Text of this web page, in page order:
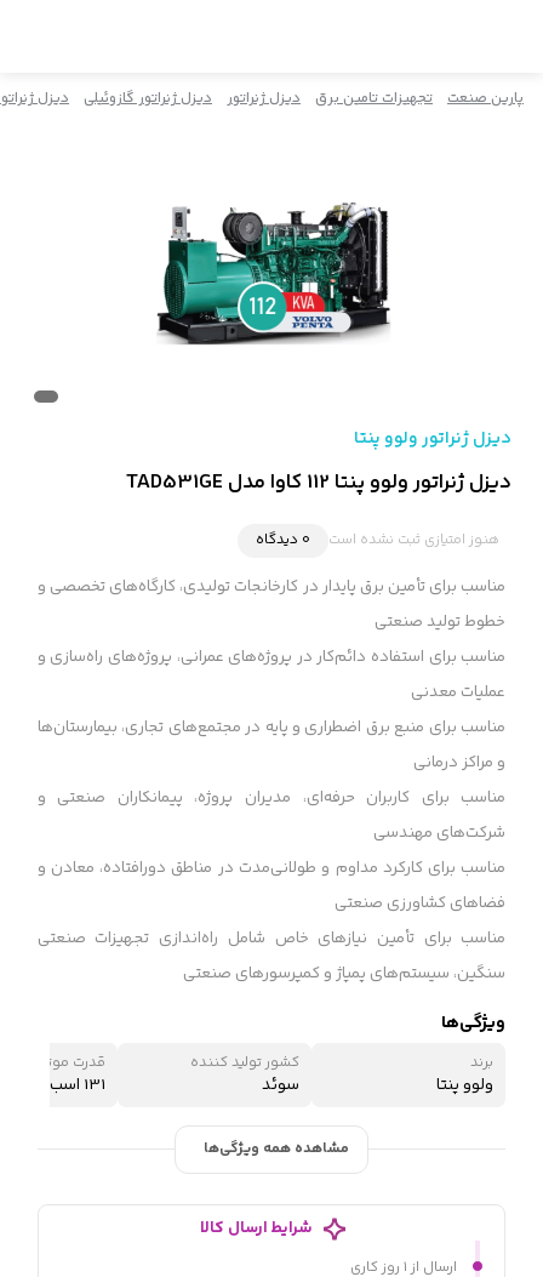
پارین صنعت تجهیزات تامین برق دیزل ژنراتور دیزل ژنراتور گازوئیلی دیزل
دیزل ژنراتور ولوو پنتا
دیزل ژنراتور ولوو پنتا 112 کاوا مدل TAD531GE
هنوز امتیازی ثبت نشده است 0 دیدگاه
مناسب برای تأمین برق پایدار در کارخانجات تولیدی، کارگاه‌های تخصصی و
خطوط تولید صنعتی
مناسب برای استفاده دائم‌کار در پروژه‌های عمرانی، پروژه‌های راه‌سازی و
عملیات معدنی
مناسب برای منبع برق اضطراری و پایه در مجتمع‌های تجاری، بیمارستان‌ها
و مراکز درمانی
مناسب برای کاربران حرفه‌ای، مدیران پروژه، پیمانکاران صنعتی و
شرکت‌های مهندسی
مناسب برای کارکرد مداوم و طولانی‌مدت در مناطق دورافتاده، معادن و
فضاهای کشاورزی صنعتی
مناسب برای تأمین نیازهای خاص شامل راه‌اندازی تجهیزات صنعتی
سنگین، سیستم‌های پمپاژ و کمپرسورهای صنعتی
ویژگی‌ها
برند
ولوو پنتا
کشور تولید کننده
سوئد
قدرت موتور
131 اسب بخار
مشاهده همه ویژگی‌ها
شرایط ارسال کالا
ارسال از ۱ روز کاری